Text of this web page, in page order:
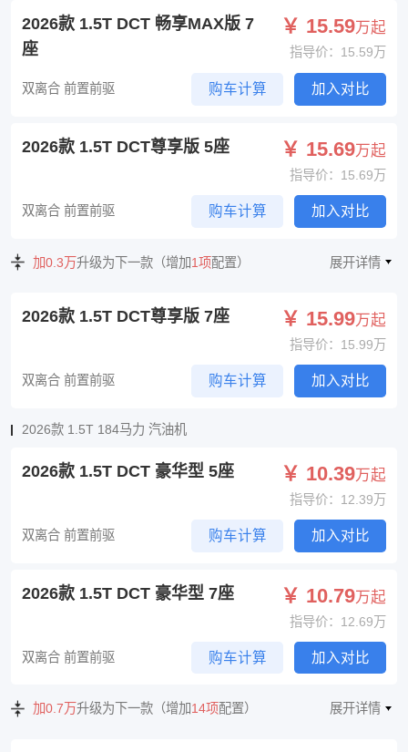
2026款 1.5T DCT 畅享MAX版 7
座
￥ 15.59万起
指导价：15.59万
双离合 前置前驱 购车计算 加入对比
2026款 1.5T DCT尊享版 5座 ￥ 15.69万起
指导价：15.69万
双离合 前置前驱 购车计算 加入对比
加0.3万升级为下一款（增加1项配置） 展开详情
2026款 1.5T DCT尊享版 7座 ￥ 15.99万起
指导价：15.99万
双离合 前置前驱 购车计算 加入对比
2026款 1.5T 184马力 汽油机
2026款 1.5T DCT 豪华型 5座 ￥ 10.39万起
指导价：12.39万
双离合 前置前驱 购车计算 加入对比
2026款 1.5T DCT 豪华型 7座 ￥ 10.79万起
指导价：12.69万
双离合 前置前驱 购车计算 加入对比
加0.7万升级为下一款（增加14项配置） 展开详情